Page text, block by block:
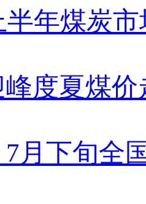
半年煤炭
度夏煤价
月下旬全